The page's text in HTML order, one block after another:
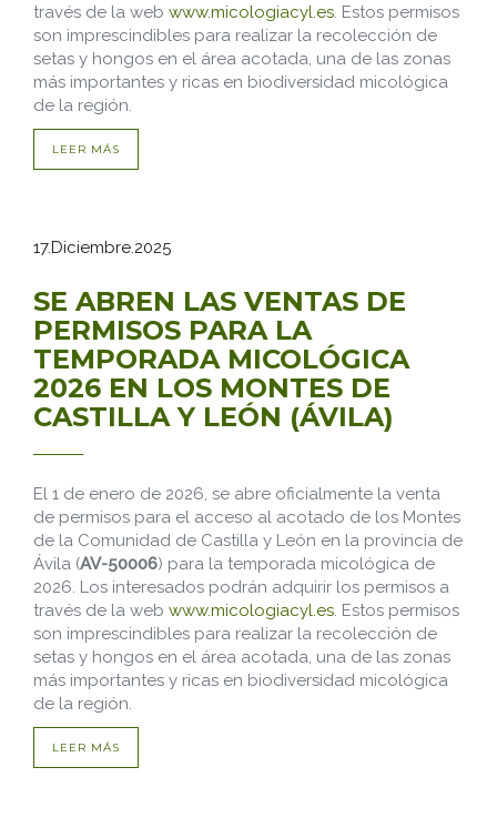
través de la web www.micologiacyl.es. Estos permisos
son imprescindibles para realizar la recolección de
setas y hongos en el área acotada, una de las zonas
más importantes y ricas en biodiversidad micológica
de la región.
LEER MÁS
17.Diciembre.2025
SE ABREN LAS VENTAS DE
PERMISOS PARA LA
TEMPORADA MICOLÓGICA
2026 EN LOS MONTES DE
CASTILLA Y LEÓN (ÁVILA)
El 1 de enero de 2026, se abre oficialmente la venta
de permisos para el acceso al acotado de los Montes
de la Comunidad de Castilla y León en la provincia de
Ávila (AV-50006) para la temporada micológica de
2026. Los interesados podrán adquirir los permisos a
través de la web www.micologiacyl.es. Estos permisos
son imprescindibles para realizar la recolección de
setas y hongos en el área acotada, una de las zonas
más importantes y ricas en biodiversidad micológica
de la región.
LEER MÁS